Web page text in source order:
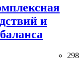
и
298